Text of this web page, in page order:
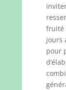
fruité
jours
pour